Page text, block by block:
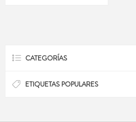
CATEGORÍAS
ETIQUETAS POPULARES